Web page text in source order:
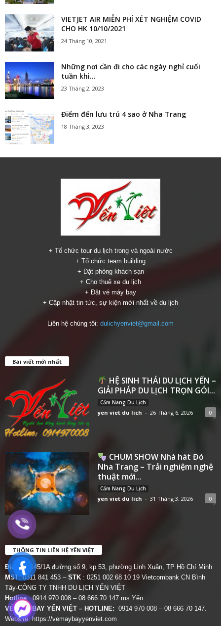
VIETJET AIR MIỄN PHÍ XÉT NGHIỆM COVID
CHO HK 10/10/2021
24 Tháng 10, 2021
Những nơi cần đi cho các ngày nghỉ cuối
tuần khi...
23 Tháng 2, 2023
Điểm đến lưu trú 4 sao ở Nha Trang
18 Tháng 3, 2023
+ Tổ chức tour du lịch trong và ngoài nước
+ Tổ chức team building
+ Đặt phòng khách sạn
+ Cho thuê xe du lịch
+ Đặt vé máy bay
+ Cập nhật tin tức, sự kiện mới nhất về du lịch
Liên hệ chúng tôi: dulichyenviet@gmail.com
Bài viết mới nhất
HỆ SINH THÁI DU LỊCH YẾN –
GIẢI PHÁP DU LỊCH TRỌN GÓI...
Cẩm Nang Du Lịch
yen viet du lich - 26 Tháng 6, 2026 0
CHUM SHOW Nhà hát Đó
Nha Trang – Trải nghiệm nghệ
thuật mới...
Cẩm Nang Du Lịch
yen viet du lich - 31 Tháng 3, 2026 0
THÔNG TIN LIÊN HỆ YẾN VIỆT
Địa chỉ:
145/1A đường số 9, kp 53, phường Linh Xuân, TP Hồ Chí Minh
MST: 0311 841 453 – STK : 0251 002 68 10 19 Vietcombank CN Bình
Tây-CÔNG TY TNHH DU LỊCH YẾN VIỆT
Hotline: 0914 970 008 – 08 666 70 147 ms Yến
VÉ MÁY BAY YẾN VIỆT – HOTLINE: 0914 970 008 – 08 666 70 147.
Website:https://vemaybayyenviet.com